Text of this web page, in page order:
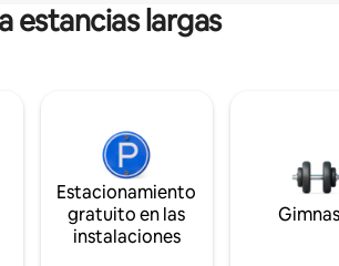
estancias largas
Estacionamiento
gratuito en las
instalaciones